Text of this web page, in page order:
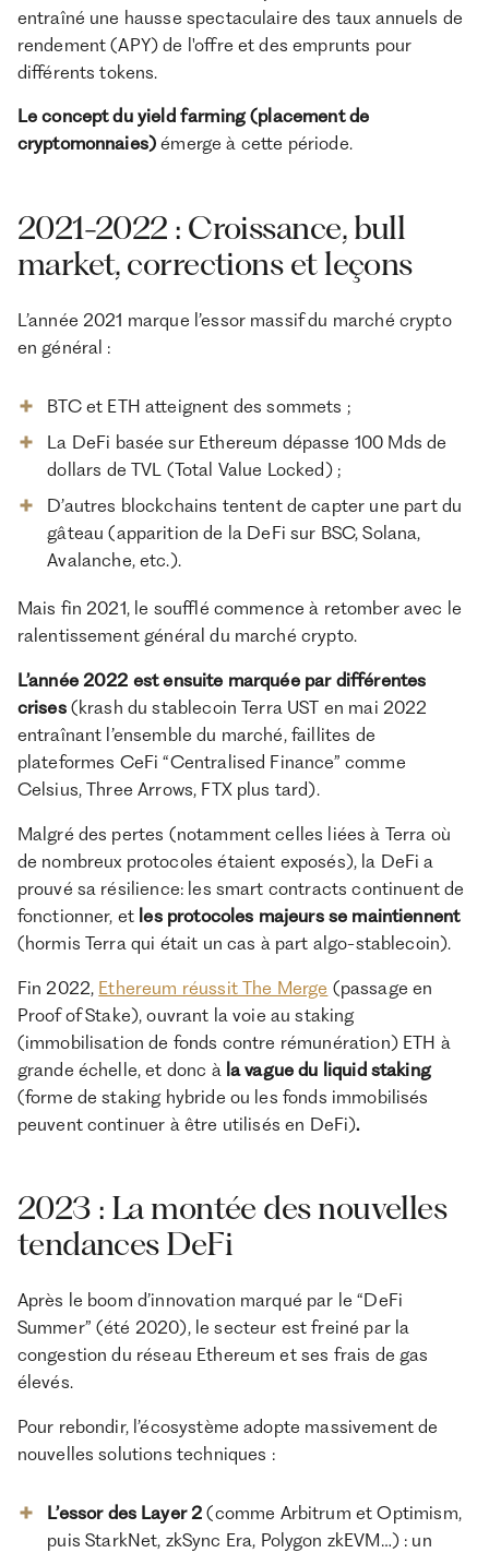
entraîné une hausse spectaculaire des taux annuels de
rendement (APY) de l'offre et des emprunts pour
différents tokens.
Le concept du yield farming (placement de
cryptomonnaies) émerge à cette période.
2021-2022 : Croissance, bull
market, corrections et leçons
L’année 2021 marque l’essor massif du marché crypto
en général :
BTC et ETH atteignent des sommets ;
La DeFi basée sur Ethereum dépasse 100 Mds de
dollars de TVL (Total Value Locked) ;
D’autres blockchains tentent de capter une part du
gâteau (apparition de la DeFi sur BSC, Solana,
Avalanche, etc.).
Mais fin 2021, le soufflé commence à retomber avec le
ralentissement général du marché crypto.
L’année 2022 est ensuite marquée par différentes
crises(krash du stablecoin Terra UST en mai 2022
entraînant l’ensemble du marché, faillites de
plateformes CeFi “Centralised Finance” comme
Celsius, Three Arrows, FTX plus tard).
Malgré des pertes (notamment celles liées à Terra où
de nombreux protocoles étaient exposés), la DeFi a
prouvé sa résilience: les smart contracts continuent de
fonctionner, et les protocoles majeurs se maintiennent
(hormis Terra qui était un cas à part algo-stablecoin).
Fin 2022, Ethereum réussit The Merge (passage en
Proof of Stake), ouvrant la voie au staking
(immobilisation de fonds contre rémunération) ETH à
grande échelle, et donc à la vague du liquid staking
(forme de staking hybride ou les fonds immobilisés
peuvent continuer à être utilisés en DeFi).
2023 : La montée des nouvelles
tendances DeFi
Après le boom d’innovation marqué par le “DeFi
Summer” (été 2020), le secteur est freiné par la
congestion du réseau Ethereum et ses frais de gas
élevés.
Pour rebondir, l’écosystème adopte massivement de
nouvelles solutions techniques :
L’essor des Layer 2(comme Arbitrum et Optimism,
puis StarkNet, zkSync Era, Polygon zkEVM…) : un